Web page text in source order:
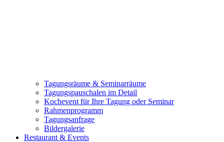
Tagungsräume & Seminarräume
Tagungspauschalen im Detail
Kochevent für Ihre Tagung oder Seminar
Rahmenprogramm
Tagungsanfrage
Bildergalerie
Restaurant & Events